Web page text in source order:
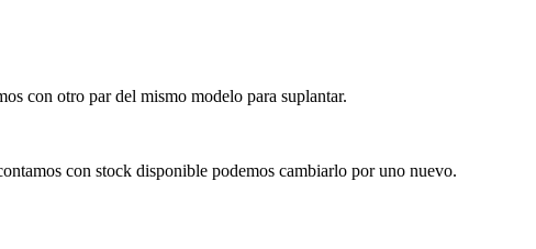
con otro par del mismo modelo para suplantar.
con stock disponible podemos cambiarlo por uno nuevo.